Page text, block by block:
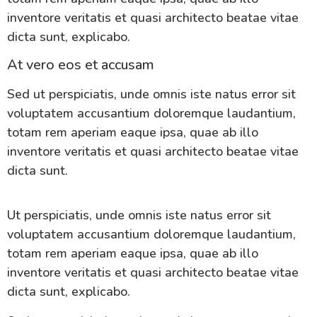
inventore veritatis et quasi architecto beatae vitae
dicta sunt, explicabo.
At vero eos et accusam
Sed ut perspiciatis, unde omnis iste natus error sit
voluptatem accusantium doloremque laudantium,
totam rem aperiam eaque ipsa, quae ab illo
inventore veritatis et quasi architecto beatae vitae
dicta sunt.
Ut perspiciatis, unde omnis iste natus error sit
voluptatem accusantium doloremque laudantium,
totam rem aperiam eaque ipsa, quae ab illo
inventore veritatis et quasi architecto beatae vitae
dicta sunt, explicabo.